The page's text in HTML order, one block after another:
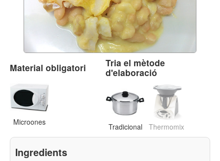
Material obligatori
Microones
Tria el mètode
d'elaboració
Tradicional Thermomix
Ingredients